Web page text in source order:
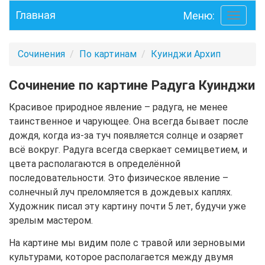
Toggle
Главная Меню:
Сочинения По картинам Куинджи Архип
Сочинение по картине Радуга Куинджи
Красивое природное явление – радуга, не менее
таинственное и чарующее. Она всегда бывает после
дождя, когда из-за туч появляется солнце и озаряет
всё вокруг. Радуга всегда сверкает семицветием, и
цвета располагаются в определённой
последовательности. Это физическое явление –
солнечный луч преломляется в дождевых каплях.
Художник писал эту картину почти 5 лет, будучи уже
зрелым мастером.
На картине мы видим поле с травой или зерновыми
культурами, которое располагается между двумя